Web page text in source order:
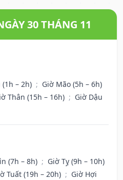
30 THÁNG 11
(1h – 2h) ; Giờ Mão (5h – 6h)
Thân (15h – 16h) ; Giờ Dậu
(7h – 8h) ; Giờ Tỵ (9h – 10h)
Tuất (19h – 20h) ; Giờ Hợi